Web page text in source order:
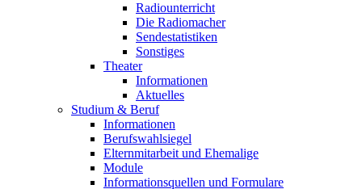
Radiounterricht
Die Radiomacher
Sendestatistiken
Sonstiges
Theater
Informationen
Aktuelles
Studium & Beruf
Informationen
Berufswahlsiegel
Elternmitarbeit und Ehemalige
Module
Informationsquellen und Formulare